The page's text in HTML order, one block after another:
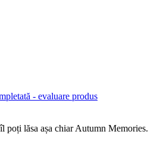
poți lăsa așa chiar Autumn Memories.